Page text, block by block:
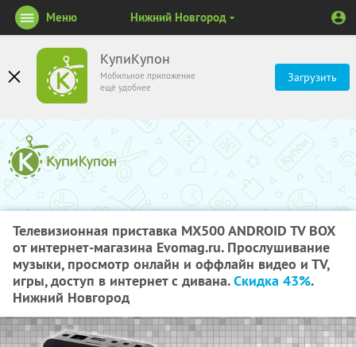
КупиКупон
Мобильное приложение
ещё удобнее
Загрузить
Меню Нижний Новгород
Телевизионная приставка MX500 ANDROID TV BOX
от интернет-магазина Evomag.ru. Прослушивание
музыки, просмотр онлайн и оффлайн видео и ТV,
игры, доступ в интернет с дивана.Скидка 43%.
Нижний Новгород